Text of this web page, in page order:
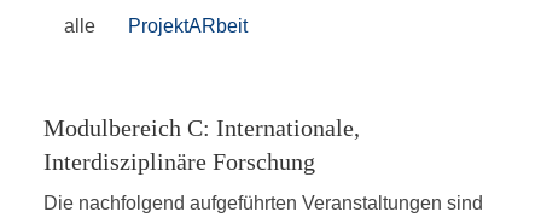
alle ProjektARbeit
Modulbereich C: Internationale,
Interdisziplinäre Forschung
Die nachfolgend aufgeführten Veranstaltungen sind